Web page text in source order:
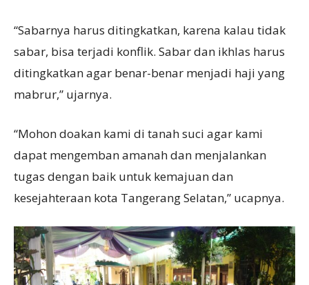
“Sabarnya harus ditingkatkan, karena kalau tidak
sabar, bisa terjadi konflik. Sabar dan ikhlas harus
ditingkatkan agar benar-benar menjadi haji yang
mabrur,” ujarnya.
“Mohon doakan kami di tanah suci agar kami
dapat mengemban amanah dan menjalankan
tugas dengan baik untuk kemajuan dan
kesejahteraan kota Tangerang Selatan,” ucapnya.